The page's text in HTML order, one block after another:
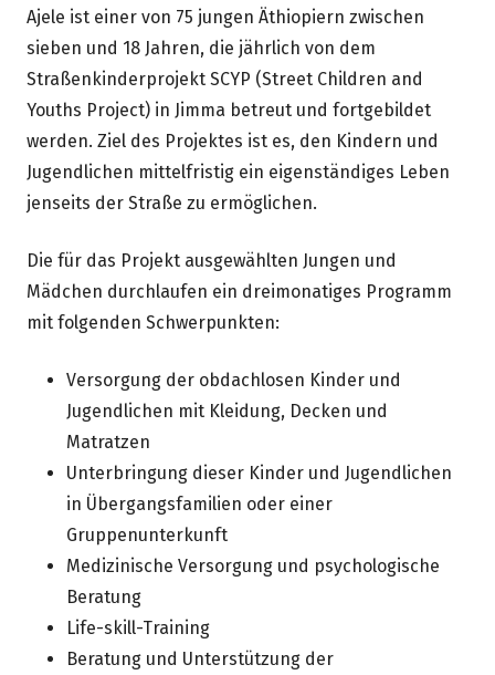
Ajele ist einer von 75 jungen Äthiopiern zwischen
sieben und 18 Jahren, die jährlich von dem
Straßenkinderprojekt SCYP (Street Children and
Youths Project) in Jimma betreut und fortgebildet
werden. Ziel des Projektes ist es, den Kindern und
Jugendlichen mittelfristig ein eigenständiges Leben
jenseits der Straße zu ermöglichen.
Die für das Projekt ausgewählten Jungen und
Mädchen durchlaufen ein dreimonatiges Programm
mit folgenden Schwerpunkten:
Versorgung der obdachlosen Kinder und
Jugendlichen mit Kleidung, Decken und
Matratzen
Unterbringung dieser Kinder und Jugendlichen
in Übergangsfamilien oder einer
Gruppenunterkunft
Medizinische Versorgung und psychologische
Beratung
Life-skill-Training
Beratung und Unterstützung der